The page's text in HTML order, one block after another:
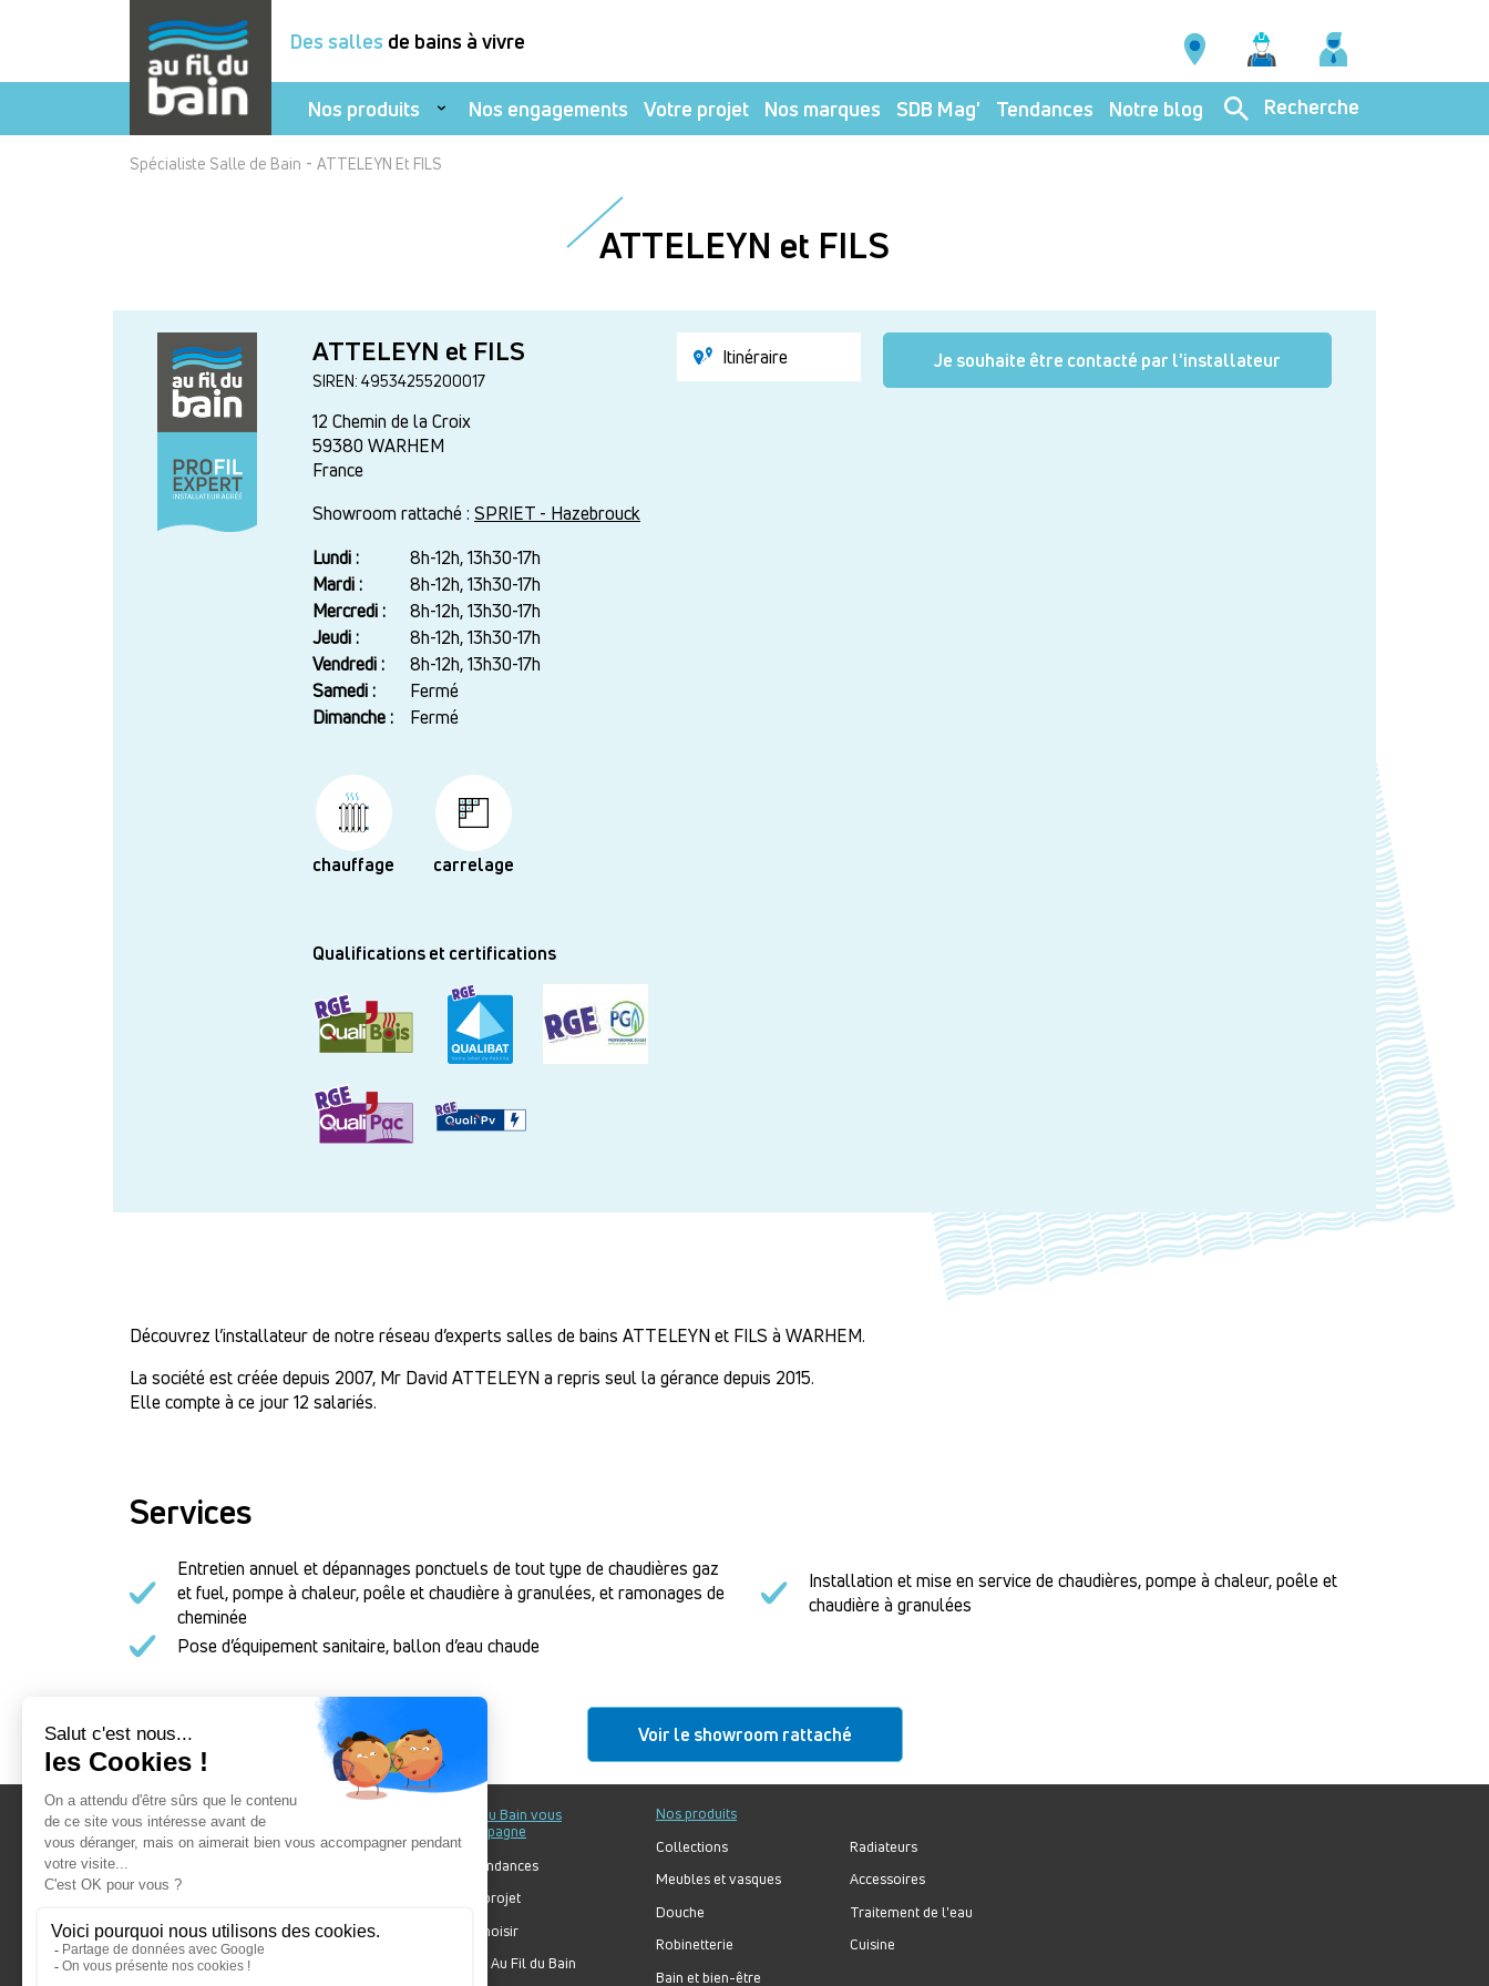
Des salles de bains à vivre
Nos produits Nos engagements Votre projet Nos marques SDB Mag' Tendances Notre blog Recherche
Spécialiste Salle de Bain - ATTELEYN Et FILS
ATTELEYN et FILS
ATTELEYN et FILS
SIREN: 49534255200017
12 Chemin de la Croix
59380 WARHEM
France
Showroom rattaché : SPRIET - Hazebrouck
Jour
Plage
horaire
Lundi :
8h-12h, 13h30-17h
Mardi :
8h-12h, 13h30-17h
Mercredi :
8h-12h, 13h30-17h
Jeudi :
8h-12h, 13h30-17h
Vendredi :
8h-12h, 13h30-17h
Samedi :
Fermé
Dimanche :
Fermé
chauffage carrelage
Qualifications et certifications
Itinéraire Je souhaite être contacté par l'installateur
Découvrez l’installateur de notre réseau d’experts salles de bains ATTELEYN et FILS à WARHEM.
La société est créée depuis 2007, Mr David ATTELEYN a repris seul la gérance depuis 2015.
Elle compte à ce jour 12 salariés.
Services
Entretien annuel et dépannages ponctuels de tout type de chaudières gaz
et fuel, pompe à chaleur, poêle et chaudière à granulées, et ramonages de
cheminée
Installation et mise en service de chaudières, pompe à chaleur, poêle et
chaudière à granulées
Pose d’équipement sanitaire, ballon d’eau chaude
Voir le showroom rattaché
Au fil du Bain
Nos showrooms
Nos engagements
Au fil du Bain vous
accompagne
Nos tendances
Votre projet
Bien choisir
Forum Au Fil du Bain
Nos produits
Collections
Meubles et vasques
Douche
Robinetterie
Bain et bien-être
Radiateurs
Accessoires
Traitement de l'eau
Cuisine